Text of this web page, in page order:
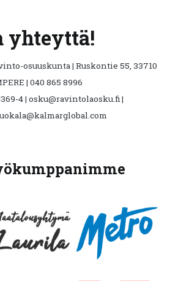
yhteyttä!
osuuskunta | Ruskontie 55, 33710
| 040 865 8996
4 | osku@ravintolaosku.fi |